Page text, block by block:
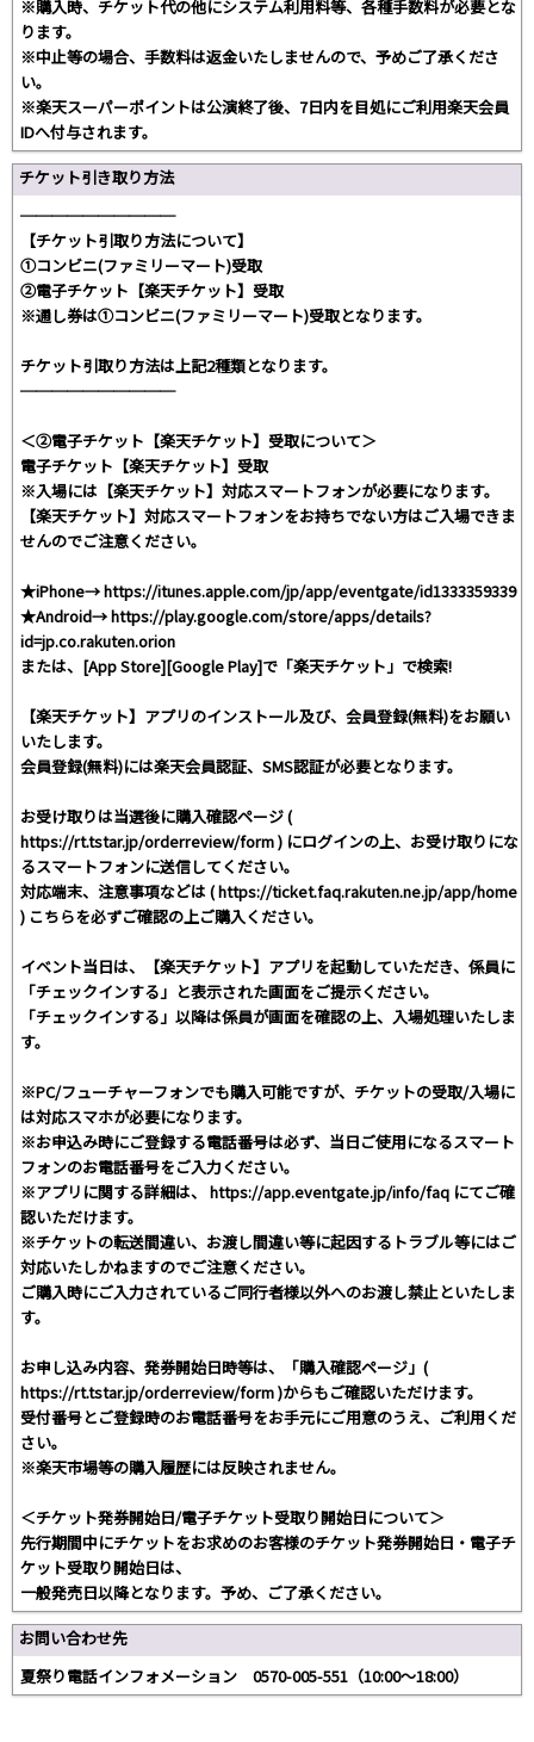
※購入時、チケット代の他にシステム利用料等、各種手数料が必要とな
ります。
※中止等の場合、手数料は返金いたしませんので、予めご了承くださ
い。
※楽天スーパーポイントは公演終了後、7日内を目処にご利用楽天会員
IDへ付与されます。
チケット引き取り方法
──────────
【チケット引取り方法について】
①コンビニ(ファミリーマート)受取
②電子チケット【楽天チケット】受取
※通し券は①コンビニ(ファミリーマート)受取となります。
チケット引取り方法は上記2種類となります。
──────────
＜②電子チケット【楽天チケット】受取について＞
電子チケット【楽天チケット】受取
※入場には【楽天チケット】対応スマートフォンが必要になります。
【楽天チケット】対応スマートフォンをお持ちでない方はご入場できま
せんのでご注意ください。
★iPhone→ https://itunes.apple.com/jp/app/eventgate/id1333359339
★Android→ https://play.google.com/store/apps/details?
id=jp.co.rakuten.orion
または、[App Store][Google Play]で「楽天チケット」で検索!
【楽天チケット】アプリのインストール及び、会員登録(無料)をお願い
いたします。
会員登録(無料)には楽天会員認証、SMS認証が必要となります。
お受け取りは当選後に購入確認ページ (
https://rt.tstar.jp/orderreview/form ) にログインの上、お受け取りにな
るスマートフォンに送信してください。
対応端末、注意事項などは ( https://ticket.faq.rakuten.ne.jp/app/home
) こちらを必ずご確認の上ご購入ください。
イベント当日は、【楽天チケット】アプリを起動していただき、係員に
「チェックインする」と表示された画面をご提示ください。
「チェックインする」以降は係員が画面を確認の上、入場処理いたしま
す。
※PC/フューチャーフォンでも購入可能ですが、チケットの受取/入場に
は対応スマホが必要になります。
※お申込み時にご登録する電話番号は必ず、当日ご使用になるスマート
フォンのお電話番号をご入力ください。
※アプリに関する詳細は、 https://app.eventgate.jp/info/faq にてご確
認いただけます。
※チケットの転送間違い、お渡し間違い等に起因するトラブル等にはご
対応いたしかねますのでご注意ください。
ご購入時にご入力されているご同行者様以外へのお渡し禁止といたしま
す。
お申し込み内容、発券開始日時等は、「購入確認ページ」(
https://rt.tstar.jp/orderreview/form )からもご確認いただけます。
受付番号とご登録時のお電話番号をお手元にご用意のうえ、ご利用くだ
さい。
※楽天市場等の購入履歴には反映されません。
＜チケット発券開始日/電子チケット受取り開始日について＞
先行期間中にチケットをお求めのお客様のチケット発券開始日・電子チ
ケット受取り開始日は、
一般発売日以降となります。予め、ご了承ください。
お問い合わせ先
夏祭り電話インフォメーション 0570-005-551（10:00～18:00）